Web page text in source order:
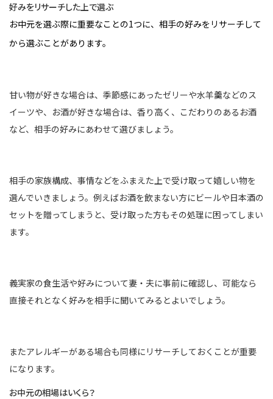
好みをリサーチした上で選ぶ
お中元を選ぶ際に重要なことの1つに、相手の好みをリサーチして
から選ぶことがあります。
甘い物が好きな場合は、季節感にあったゼリーや水羊羹などのス
イーツや、お酒が好きな場合は、香り高く、こだわりのあるお酒
など、相手の好みにあわせて選びましょう。
相手の家族構成、事情などをふまえた上で受け取って嬉しい物を
選んでいきましょう。例えばお酒を飲まない方にビールや日本酒の
セットを贈ってしまうと、受け取った方もその処理に困ってしまい
ます。
義実家の食生活や好みについて妻・夫に事前に確認し、可能なら
直接それとなく好みを相手に聞いてみるとよいでしょう。
またアレルギーがある場合も同様にリサーチしておくことが重要
になります。
お中元の相場はいくら？